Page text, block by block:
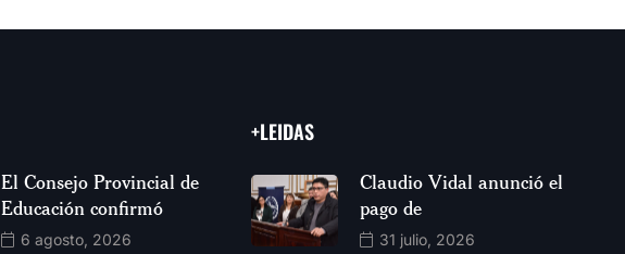
El Consejo Provincial de
Educación confirmó
6 agosto, 2026
+LEIDAS
Claudio Vidal anunció el
pago de
31 julio, 2026